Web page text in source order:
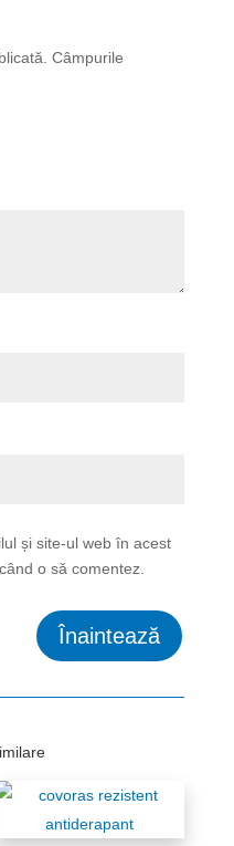
Câmpurile
și site-ul web în acest
o să comentez.
Înaintează